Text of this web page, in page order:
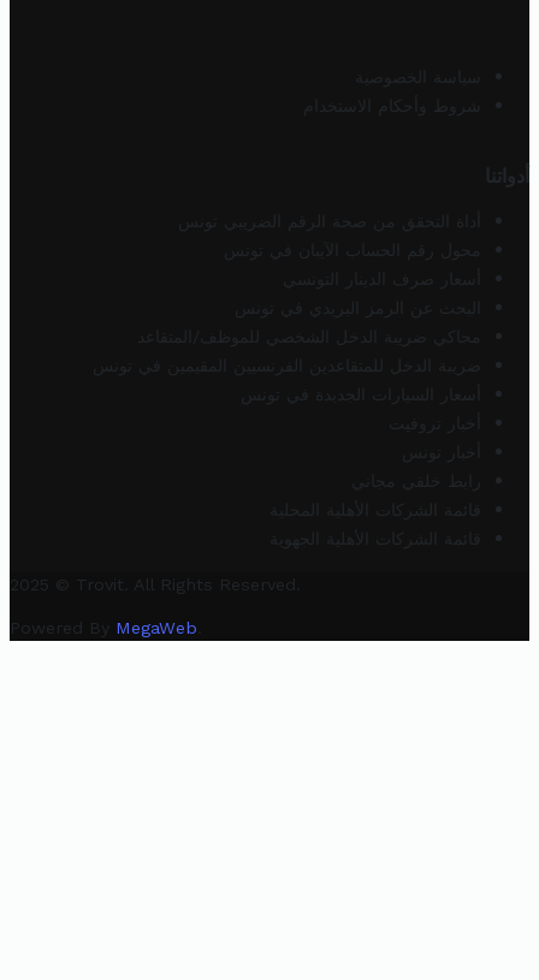
سياسة الخصوصية
شروط وأحكام الاستخدام
أدواتنا
أداة التحقق من صحة الرقم الضريبي تونس
محول رقم الحساب الآيبان في تونس
أسعار صرف الدينار التونسي
البحث عن الرمز البريدي في تونس
محاكي ضريبة الدخل الشخصي للموظف/المتقاعد
ضريبة الدخل للمتقاعدين الفرنسيين المقيمين في تونس
أسعار السيارات الجديدة في تونس
أخبار تروفيت
أخبار تونس
رابط خلفي مجاني
قائمة الشركات الأهلية المحلية
قائمة الشركات الأهلية الجهوية
2025 © Trovit. All Rights Reserved.
Powered By MegaWeb